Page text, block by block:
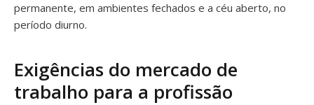
permanente, em ambientes fechados e a céu aberto, no
período diurno.
Exigências do mercado de
trabalho para a profissão